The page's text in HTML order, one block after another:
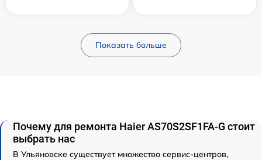
Показать больше
Почему для ремонта Haier AS70S2SF1FA-G стоит
выбрать нас
В Ульяновске существует множество сервис-центров,